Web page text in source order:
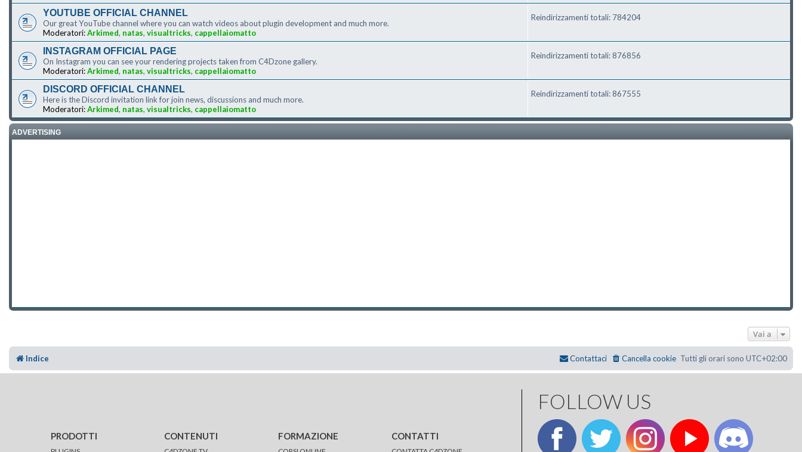
YOUTUBE OFFICIAL CHANNEL
Our great YouTube channel where you can watch videos about plugin development and much more.
Moderatori:Arkimed, natas, visualtricks, cappellaiomatto
Reindirizzamenti totali: 784204
INSTAGRAM OFFICIAL PAGE
On Instagram you can see your rendering projects taken from C4Dzone gallery.
Moderatori:Arkimed, natas, visualtricks, cappellaiomatto
Reindirizzamenti totali: 876856
DISCORD OFFICIAL CHANNEL
Here is the Discord invitation link for join news, discussions and much more.
Moderatori:Arkimed, natas, visualtricks, cappellaiomatto
Reindirizzamenti totali: 867555
ADVERTISING
Vai a
Indice Tutti gli orari sono UTC+02:00
Cancella cookie
Contattaci
PRODOTTI CONTENUTI FORMAZIONE CONTATTI
FOLLOW US